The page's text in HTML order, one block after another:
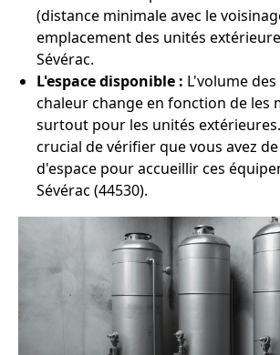
(distance minimale avec le
emplacement des unités
Sévérac.
L'espace disponible : L'volume
chaleur change en fonction de les
surtout pour les unités
crucial de vérifier que vous avez de
d'espace pour accueillir ces
Sévérac (44530).